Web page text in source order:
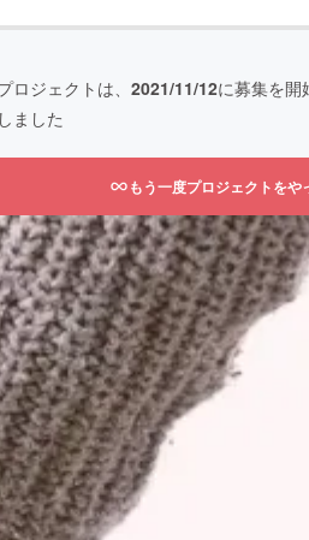
ロジェクトは、 2021/11/12に募集を開
ました
もう一度プロジェクトをや